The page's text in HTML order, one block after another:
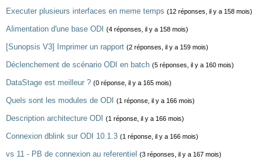
Executer plusieurs interfaces en meme temps (12 réponses, il y a 158 mois)
Alimentation d'une base ODI (4 réponses, il y a 158 mois)
[Sunopsis V3] Imprimer un rapport (2 réponses, il y a 159 mois)
Déclenchement de scénario ODI en batch (5 réponses, il y a 160 mois)
DataStage est meilleur ? (0 réponse, il y a 165 mois)
Quels sont les modules de ODI (1 réponse, il y a 166 mois)
Description architecture ODI (1 réponse, il y a 166 mois)
Connexion dblink sur ODI 10.1.3 (1 réponse, il y a 166 mois)
vs 11 - PB de connexion au referentiel (3 réponses, il y a 167 mois)